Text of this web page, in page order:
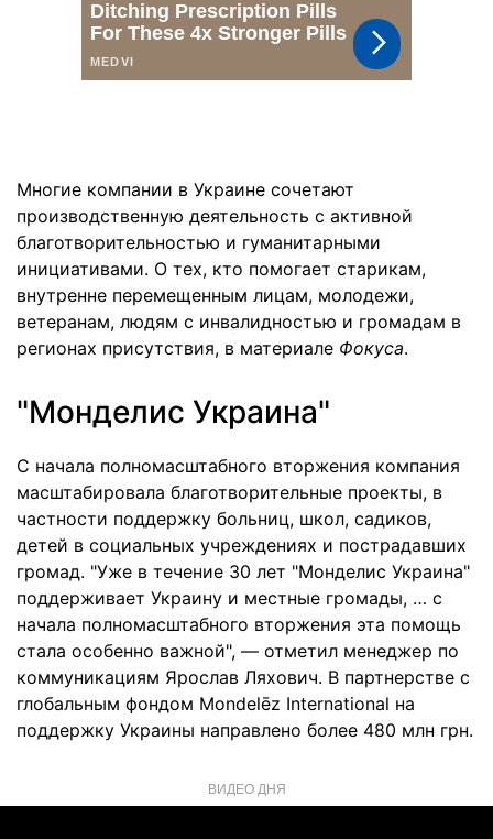
Многие компании в Украине сочетают
производственную деятельность с активной
благотворительностью и гуманитарными
инициативами. О тех, кто помогает старикам,
внутренне перемещенным лицам, молодежи,
ветеранам, людям с инвалидностью и громадам в
регионах присутствия, в материале Фокуса.
"Монделис Украина"
С начала полномасштабного вторжения компания
масштабировала благотворительные проекты, в
частности поддержку больниц, школ, садиков,
детей в социальных учреждениях и пострадавших
громад. "Уже в течение 30 лет "Монделис Украина"
поддерживает Украину и местные громады, … с
начала полномасштабного вторжения эта помощь
стала особенно важной", — отметил менеджер по
коммуникациям Ярослав Ляхович. В партнерстве с
глобальным фондом Mondelēz International на
поддержку Украины направлено более 480 млн грн.
ВИДЕО ДНЯ